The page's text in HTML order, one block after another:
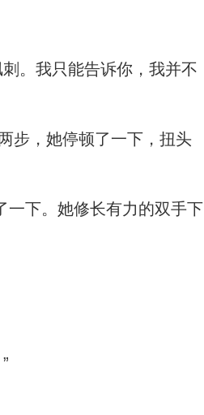
。我只能告诉你，我并不
步，她停顿了一下，扭头
一下。她修长有力的双手下